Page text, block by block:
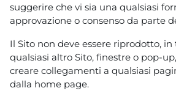
suggerire che vi sia una qualsiasi
approvazione o consenso da parte
Il Sito non deve essere riprodotto,
qualsiasi altro Sito, finestre o pop-
creare collegamenti a qualsiasi
dalla home page.